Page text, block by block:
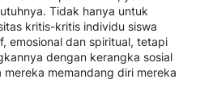
Tidak hanya untuk
kritis-kritis individu siswa
emosional dan spiritual, tetapi
dengan kerangka sosial
memandang diri mereka